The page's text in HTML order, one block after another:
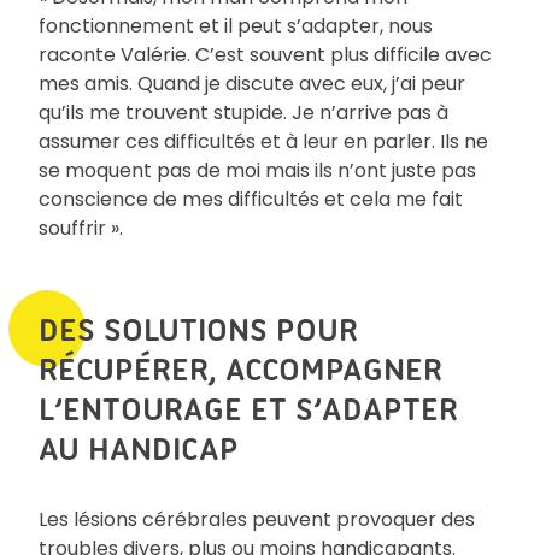
fonctionnement et il peut s’adapter, nous
raconte Valérie. C’est souvent plus difficile avec
mes amis. Quand je discute avec eux, j’ai peur
qu’ils me trouvent stupide. Je n’arrive pas à
assumer ces difficultés et à leur en parler. Ils ne
se moquent pas de moi mais ils n’ont juste pas
conscience de mes difficultés et cela me fait
souffrir ».
DES SOLUTIONS POUR
RÉCUPÉRER, ACCOMPAGNER
L’ENTOURAGE ET S’ADAPTER
AU HANDICAP
Les lésions cérébrales peuvent provoquer des
troubles divers, plus ou moins handicapants.